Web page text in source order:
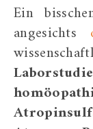
Ein
angesichts